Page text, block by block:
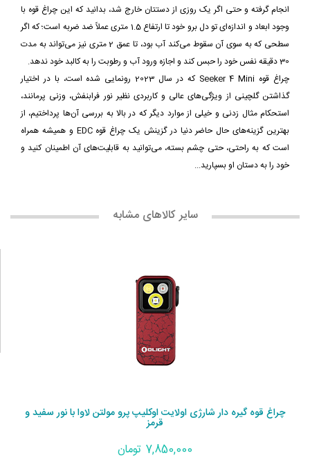
انجام گرفته و حتی اگر یک روزی از دستتان خارج شد، بدانید که این چراغ قوه با
وجود ابعاد و اندازه‌ای تو دل برو خود تا ارتفاع 1.5 متری عملاً ضد ضربه است؛ که اگر
سطحی که به سوی آن سقوط می‌کند آب بود، تا عمق 2 متری نیز می‌تواند به مدت
30 دقیقه نفس خود را حبس کند و اجازه ورود آب و رطوبت را به کالبد خود ندهد.
چراغ قوه Seeker 4 Mini که در سال 2023 رونمایی شده است، با در اختیار
گذاشتن گلچینی از ویژگی‌های عالی و کاربردی نظیر نور فرابنفش، وزنی پرمانند،
استحکام مثال زدنی و خیلی از موارد دیگر که در بالا به بررسی آن‌ها پرداختیم، از
بهترین گزینه‌های حال حاضر دنیا در گزینش یک چراغ قوه EDC و همیشه همراه
است که به راحتی، حتی چشم بسته، می‌توانید به قابلیت‌های آن اطمینان کنید و
خود را به دستان او بسپارید...
سایر کالاهای مشابه
چراغ قوه گیره دار شارژی اولایت اوکلیپ پرو مولتن لاوا با نور سفید و
قرمز
7,850,000 تومان